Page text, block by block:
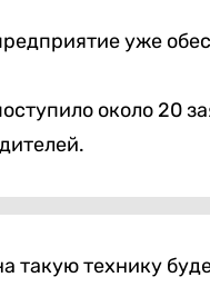
уже
около 20
такую технику